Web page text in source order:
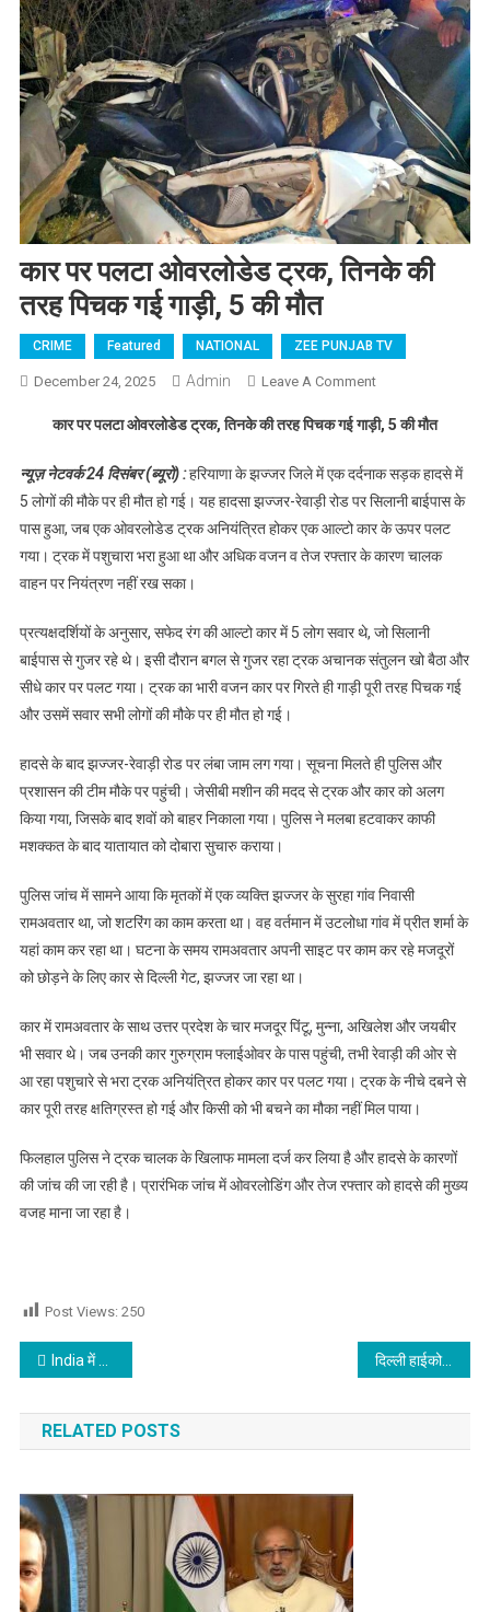
कार पर पलटा ओवरलोडेड ट्रक, तिनके की
तरह पिचक गई गाड़ी, 5 की मौत
CRIME Featured NATIONAL ZEE PUNJAB TV
December 24, 2025 Admin Leave A CommentOn कार पर पलटा
तिनके की तरह
की मौत
कार पर पलटा ओवरलोडेड ट्रक, तिनके की तरह पिचक गई गाड़ी, 5 की मौत
न्यूज़ नेटवर्क 24 दिसंबर (ब्यूरो) :हरियाणा के झज्जर जिले में एक दर्दनाक सड़क हादसे में
5 लोगों की मौके पर ही मौत हो गई। यह हादसा झज्जर-रेवाड़ी रोड पर सिलानी बाईपास के
पास हुआ, जब एक ओवरलोडेड ट्रक अनियंत्रित होकर एक आल्टो कार के ऊपर पलट
गया। ट्रक में पशुचारा भरा हुआ था और अधिक वजन व तेज रफ्तार के कारण चालक
वाहन पर नियंत्रण नहीं रख सका।
प्रत्यक्षदर्शियों के अनुसार, सफेद रंग की आल्टो कार में 5 लोग सवार थे, जो सिलानी
बाईपास से गुजर रहे थे। इसी दौरान बगल से गुजर रहा ट्रक अचानक संतुलन खो बैठा और
सीधे कार पर पलट गया। ट्रक का भारी वजन कार पर गिरते ही गाड़ी पूरी तरह पिचक गई
और उसमें सवार सभी लोगों की मौके पर ही मौत हो गई।
हादसे के बाद झज्जर-रेवाड़ी रोड पर लंबा जाम लग गया। सूचना मिलते ही पुलिस और
प्रशासन की टीम मौके पर पहुंची। जेसीबी मशीन की मदद से ट्रक और कार को अलग
किया गया, जिसके बाद शवों को बाहर निकाला गया। पुलिस ने मलबा हटवाकर काफी
मशक्कत के बाद यातायात को दोबारा सुचारु कराया।
पुलिस जांच में सामने आया कि मृतकों में एक व्यक्ति झज्जर के सुरहा गांव निवासी
रामअवतार था, जो शटरिंग का काम करता था। वह वर्तमान में उटलोधा गांव में प्रीत शर्मा के
यहां काम कर रहा था। घटना के समय रामअवतार अपनी साइट पर काम कर रहे मजदूरों
को छोड़ने के लिए कार से दिल्ली गेट, झज्जर जा रहा था।
कार में रामअवतार के साथ उत्तर प्रदेश के चार मजदूर पिंटू, मुन्ना, अखिलेश और जयबीर
भी सवार थे। जब उनकी कार गुरुग्राम फ्लाईओवर के पास पहुंची, तभी रेवाड़ी की ओर से
आ रहा पशुचारे से भरा ट्रक अनियंत्रित होकर कार पर पलट गया। ट्रक के नीचे दबने से
कार पूरी तरह क्षतिग्रस्त हो गई और किसी को भी बचने का मौका नहीं मिल पाया।
फिलहाल पुलिस ने ट्रक चालक के खिलाफ मामला दर्ज कर लिया है और हादसे के कारणों
की जांच की जा रही है। प्रारंभिक जांच में ओवरलोडिंग और तेज रफ्तार को हादसे की मुख्य
वजह माना जा रहा है।
Post Views: 250
Post navigation
India में Launch के लिए तैयार Afrezza, Diabetes Patients को मिलेगी राहत दिल्ली हाईकोर्ट के बाहर प्रदर्शन, उन्नाव दुष्कर्म केस में जमानत पर उठे सवाल
RELATED POSTS